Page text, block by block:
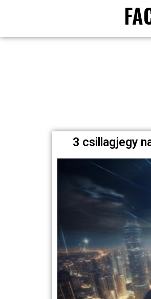
3 csillagjegy